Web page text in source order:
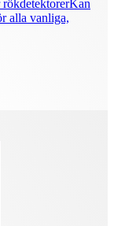
alla vanliga,